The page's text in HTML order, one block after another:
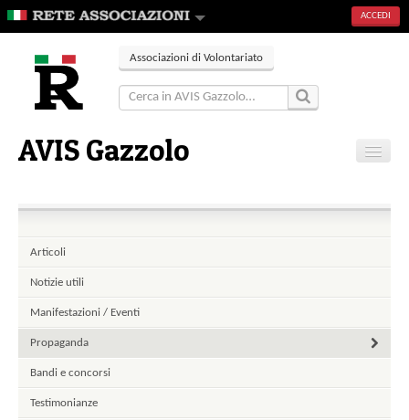
ACCEDI
Associazioni di Volontariato
AVIS Gazzolo
Contatti
Articoli
Notizie utili
Manifestazioni / Eventi
Propaganda
Bandi e concorsi
Testimonianze